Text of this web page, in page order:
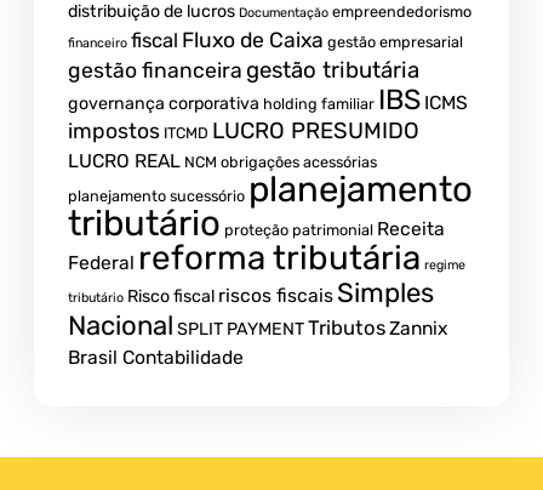
distribuição de lucros Documentação empreendedorismo
financeiro fiscal Fluxo de Caixa gestão empresarial
gestão financeira gestão tributária
governança corporativa holding familiar IBS ICMS
impostos ITCMD LUCRO PRESUMIDO
LUCRO REAL NCM obrigações acessórias
planejamento sucessório planejamento
tributário proteção patrimonial Receita
Federal reforma tributária regime
tributário Risco fiscal riscos fiscais Simples
Nacional SPLIT PAYMENTTributosZannix
Brasil Contabilidade